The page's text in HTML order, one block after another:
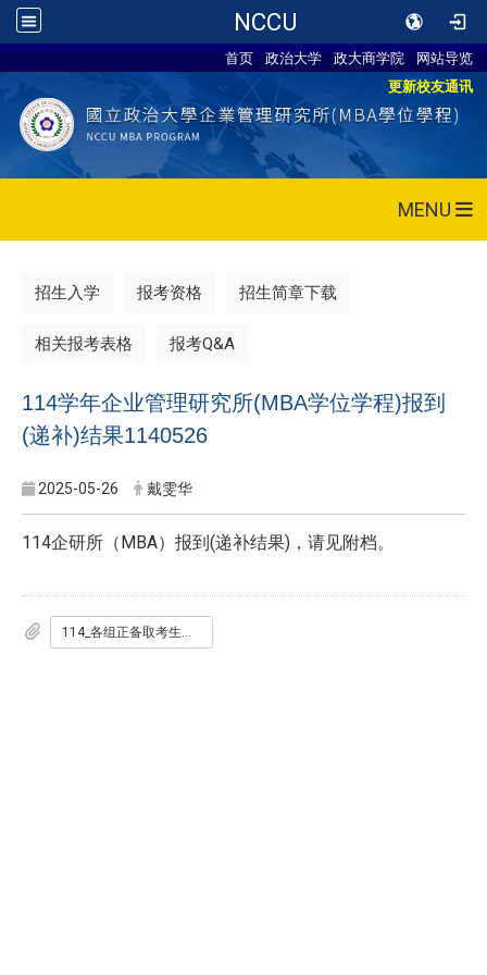
NCCU
首页 政治大学 政大商学院
网站导览
更新校友通讯
MENU
招生入学 报考资格 招生简章下载
相关报考表格 报考Q&A
114学年企业管理研究所(MBA学位学程)报到
(递补)结果1140526
2025-05-26 戴雯华
114企研所（MBA）报到(递补结果)，请见附档。